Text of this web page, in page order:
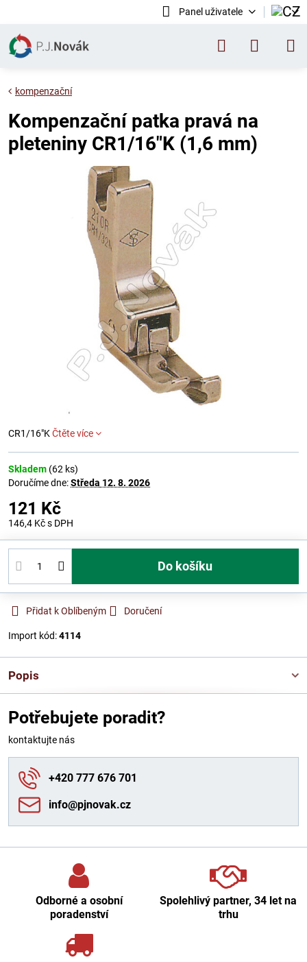
Panel uživatele
kompenzační
Kompenzační patka pravá na
pleteniny CR1/16"K (1,6 mm)
CR1/16"KČtěte více
Skladem (62 ks)
Doručíme dne:Středa 12. 8. 2026
121 Kč
146,4 Kčs DPH
Do košíku
Přidat k Oblíbeným Doručení
Import kód:4114
Popis
Potřebujete poradit?
kontaktujte nás
+420 777 676 701
info​@pjnovak​.cz
Odborné a osobní
poradenství
Spolehlivý partner, 34 let na
trhu